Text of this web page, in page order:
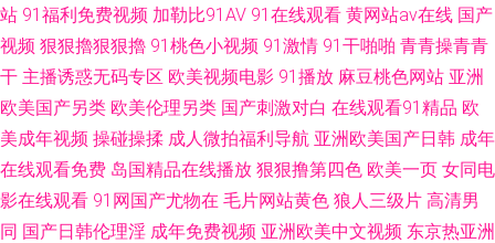
站 91福利免费视频 加勒比91AV 91在线观看 黄网站av在线 国产
视频 狠狠擼狠狠擼 91桃色小视频 91激情 91干啪啪 青青操青青
干 主播诱惑无码专区 欧美视频电影 91播放 麻豆桃色网站 亚洲
欧美国产另类 欧美伦理另类 国产刺激对白 在线观看91精品 欧
美成年视频 操碰操揉 成人微拍福利导航 亚洲欧美国产日韩 成年
在线观看免费 岛国精品在线播放 狠狠撸第四色 欧美一页 女同电
影在线观看 91网国产尤物在 毛片网站黄色 狼人三级片 高清男
同 国产日韩伦理淫 成年免费视频 亚洲欧美中文视频 东京热亚洲